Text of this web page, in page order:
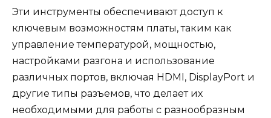
Эти инструменты обеспечивают доступ к
ключевым возможностям платы, таким как
управление температурой, мощностью,
настройками разгона и использование
различных портов, включая HDMI, DisplayPort и
другие типы разъемов, что делает их
необходимыми для работы с разнообразным